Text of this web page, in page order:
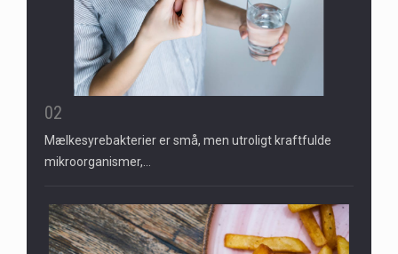
02
Mælkesyrebakterier er små, men utroligt kraftfulde
mikroorganismer,…